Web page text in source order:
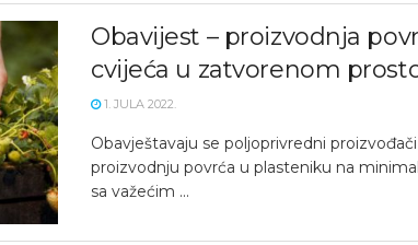
Obavijest – proizvodnja
cvijeća u zatvorenom
1. JULA 2022.
Obavještavaju se poljoprivredni
proizvodnju povrća u plasteniku na
sa važećim ...